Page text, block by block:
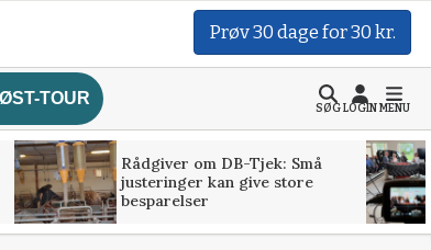
Prøv 30 dage for 30 kr.
TOUR
SØGLOGINMENU
Rådgiver om DB-Tjek: Små
justeringer kan give store
besparelser